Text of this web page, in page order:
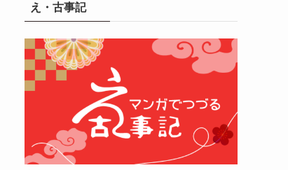
え・古事記